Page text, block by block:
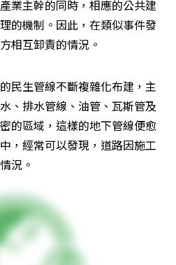
業主幹的同時，相應的公共建
的機制。因此，在類似事件發
相互卸責的情況。
民生管線不斷複雜化布建，主
、排水管線、油管、瓦斯管及
的區域，這樣的地下管線便愈
，經常可以發現，道路因施工
況。